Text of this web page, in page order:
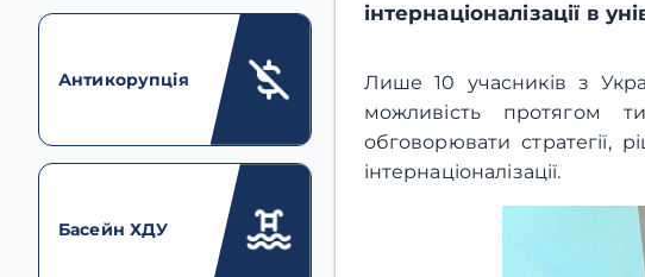
Антикорупція
Басейн ХДУ
інтернаціоналізації в
Лише 10 учасників з
можливість протягом
обговорювати стратегії,
інтернаціоналізації.